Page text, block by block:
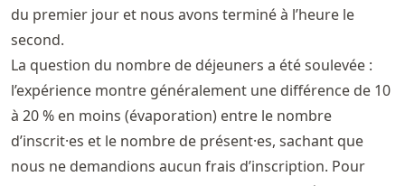
du premier jour et nous avons terminé à l’heure le
second.
La question du nombre de déjeuners a été soulevée :
l’expérience montre généralement une différence de 10
à 20 % en moins (évaporation) entre le nombre
d’inscrit·es et le nombre de présent·es, sachant que
nous ne demandions aucun frais d’inscription. Pour